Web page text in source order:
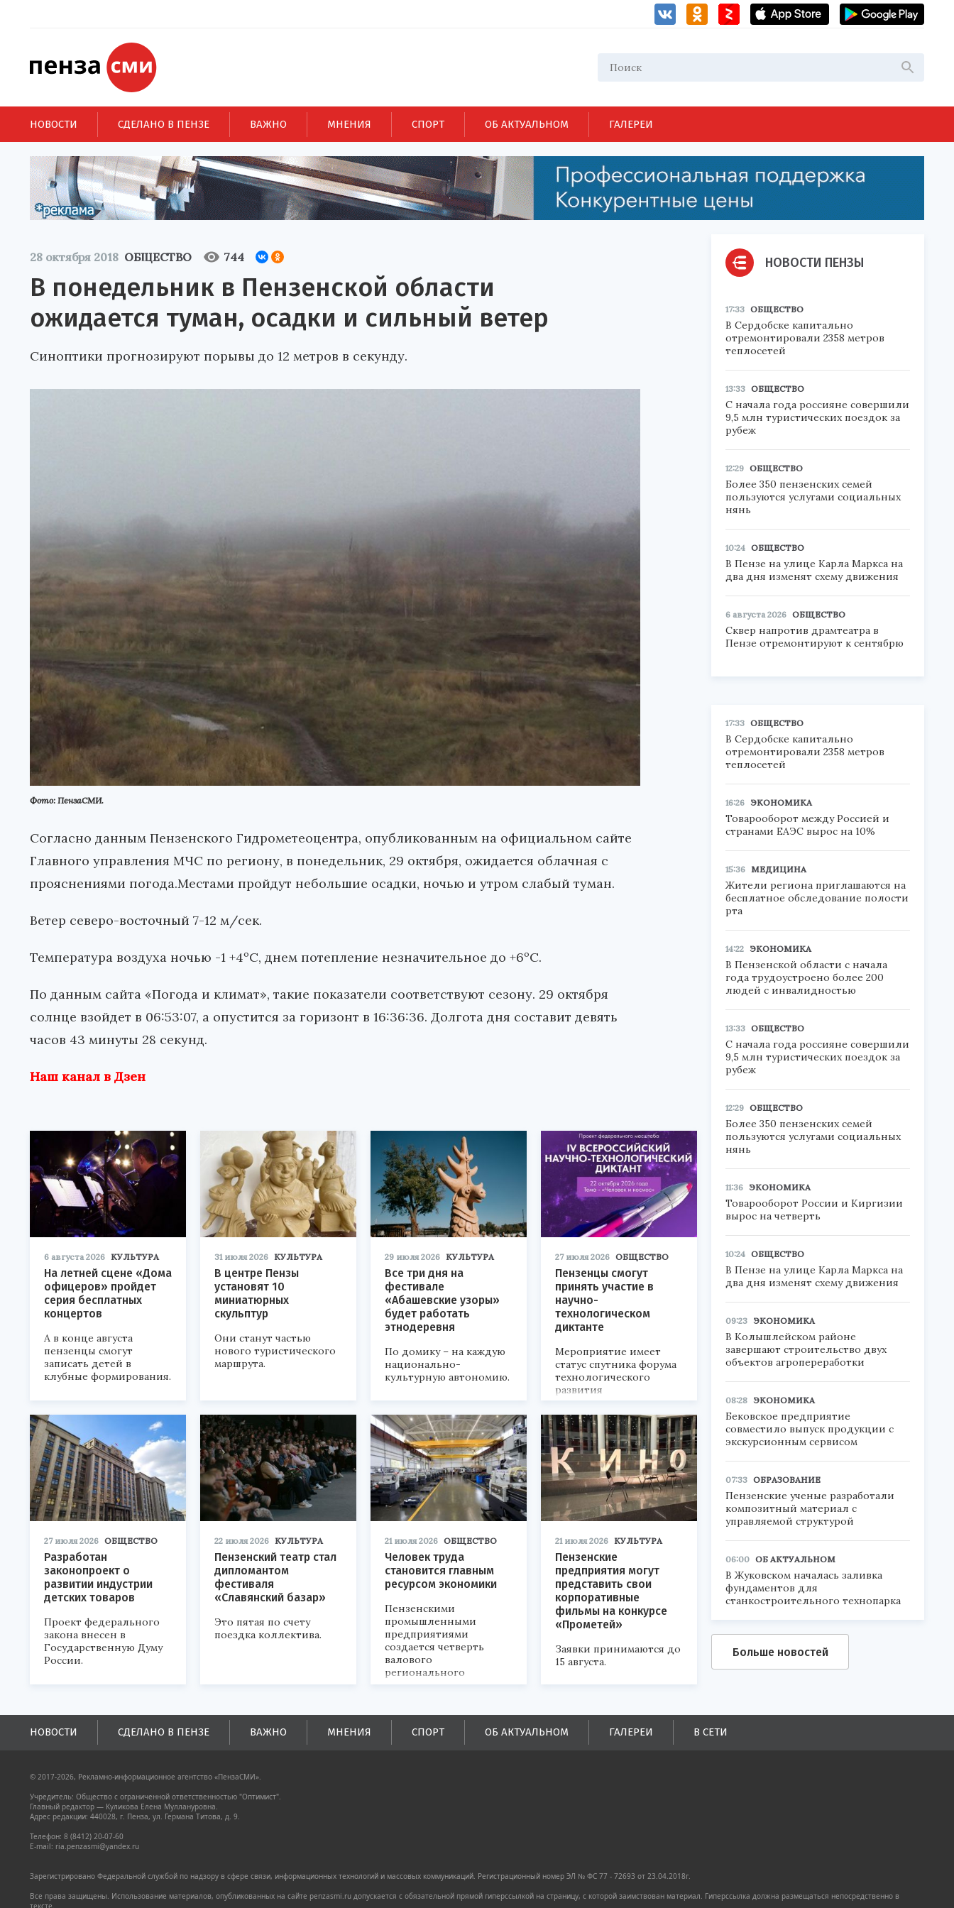
НОВОСТИ СДЕЛАНО В ПЕНЗЕ ВАЖНО МНЕНИЯ СПОРТ ОБ АКТУАЛЬНОМ ГАЛЕРЕИ
28 октября 2018 ОБЩЕСТВО 744
В понедельник в Пензенской области
ожидается туман, осадки и сильный ветер
Синоптики прогнозируют порывы до 12 метров в секунду.
Фото: ПензаСМИ.
Согласно данным Пензенского Гидрометеоцентра, опубликованным на официальном сайте
Главного управления МЧС по региону, в понедельник, 29 октября, ожидается облачная с
прояснениями погода.Местами пройдут небольшие осадки, ночью и утром слабый туман.
Ветер северо-восточный 7-12 м/сек.
Температура воздуха ночью -1 +4ºС, днем потепление незначительное до +6ºС.
По данным сайта «Погода и климат», такие показатели соответствуют сезону. 29 октября
солнце взойдет в 06:53:07, а опустится за горизонт в 16:36:36. Долгота дня составит девять
часов 43 минуты 28 секунд.
Наш канал в Дзен
6 августа 2026 КУЛЬТУРА
На летней сцене «Дома
офицеров» пройдет
серия бесплатных
концертов
А в конце августа
пензенцы смогут
записать детей в
клубные формирования.
31 июля 2026 КУЛЬТУРА
В центре Пензы
установят 10
миниатюрных
скульптур
Они станут частью
нового туристического
маршрута.
29 июля 2026 КУЛЬТУРА
Все три дня на
фестивале
«Абашевские узоры»
будет работать
этнодеревня
По домику – на каждую
национально-
культурную автономию.
27 июля 2026 ОБЩЕСТВО
Пензенцы смогут
принять участие в
научно-
технологическом
диктанте
Мероприятие имеет
статус спутника форума
технологического
развития
«Технопром-2026».
27 июля 2026 ОБЩЕСТВО
Разработан
законопроект о
развитии индустрии
детских товаров
Проект федерального
закона внесен в
Государственную Думу
России.
22 июля 2026 КУЛЬТУРА
Пензенский театр стал
дипломантом
фестиваля
«Славянский базар»
Это пятая по счету
поездка коллектива.
21 июля 2026 ОБЩЕСТВО
Человек труда
становится главным
ресурсом экономики
Пензенскими
промышленными
предприятиями
создается четверть
валового
регионального
продукта и
поступлений в
бюджеты всех уровней.
21 июля 2026 КУЛЬТУРА
Пензенские
предприятия могут
представить свои
корпоративные
фильмы на конкурсе
«Прометей»
Заявки принимаются до
15 августа.
НОВОСТИ ПЕНЗЫ
17:33 ОБЩЕСТВО
В Сердобске капитально
отремонтировали 2358 метров
теплосетей
13:33 ОБЩЕСТВО
С начала года россияне совершили
9,5 млн туристических поездок за
рубеж
12:29 ОБЩЕСТВО
Более 350 пензенских семей
пользуются услугами социальных
нянь
10:24 ОБЩЕСТВО
В Пензе на улице Карла Маркса на
два дня изменят схему движения
6 августа 2026 ОБЩЕСТВО
Сквер напротив драмтеатра в
Пензе отремонтируют к сентябрю
17:33 ОБЩЕСТВО
В Сердобске капитально
отремонтировали 2358 метров
теплосетей
16:26 ЭКОНОМИКА
Товарооборот между Россией и
странами ЕАЭС вырос на 10%
15:36 МЕДИЦИНА
Жители региона приглашаются на
бесплатное обследование полости
рта
14:22 ЭКОНОМИКА
В Пензенской области с начала
года трудоустроено более 200
людей с инвалидностью
13:33 ОБЩЕСТВО
С начала года россияне совершили
9,5 млн туристических поездок за
рубеж
12:29 ОБЩЕСТВО
Более 350 пензенских семей
пользуются услугами социальных
нянь
11:36 ЭКОНОМИКА
Товарооборот России и Киргизии
вырос на четверть
10:24 ОБЩЕСТВО
В Пензе на улице Карла Маркса на
два дня изменят схему движения
09:23 ЭКОНОМИКА
В Колышлейском районе
завершают строительство двух
объектов агропереработки
08:28 ЭКОНОМИКА
Бековское предприятие
совместило выпуск продукции с
экскурсионным сервисом
07:33 ОБРАЗОВАНИЕ
Пензенские ученые разработали
композитный материал с
управляемой структурой
06:00 ОБ АКТУАЛЬНОМ
В Жуковском началась заливка
фундаментов для
станкостроительного технопарка
Больше новостей
НОВОСТИ СДЕЛАНО В ПЕНЗЕ ВАЖНО МНЕНИЯ СПОРТ ОБ АКТУАЛЬНОМ ГАЛЕРЕИ В СЕТИ
© 2017-2026, Рекламно-информационное агентство «ПензаСМИ».
Учредитель: Общество с ограниченной ответственностью "Оптимист".
Главный редактор — Куликова Елена Муллануровна.
Адрес редакции: 440028, г. Пенза, ул. Германа Титова, д. 9.
Телефон: 8 (8412) 20-07-60
E-mail: ria.penzasmi@yandex.ru
Зарегистрировано Федеральной службой по надзору в сфере связи, информационных технологий и массовых коммуникаций. Регистрационный номер ЭЛ № ФС 77 - 72693 от 23.04.2018г.
Все права защищены. Использование материалов, опубликованных на сайте penzasmi.ru допускается с обязательной прямой гиперссылкой на страницу, с которой заимствован материал. Гиперссылка должна размещаться непосредственно в
тексте.